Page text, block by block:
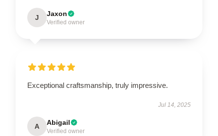
J Jaxon
Verified owner
Exceptional craftsmanship, truly impressive.
Jul 14, 2025
A Abigail
Verified owner